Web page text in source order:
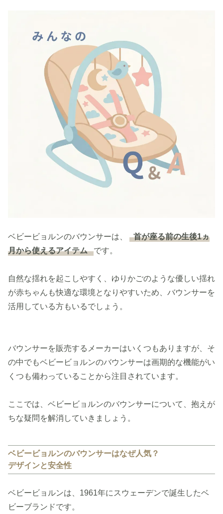
ベビービョルンのバウンサーは、
首が座る前の生後1ヵ
月から使えるアイテム です。
自然な揺れを起こしやすく、ゆりかごのような優しい揺れ
が赤ちゃんも快適な環境となりやすいため、バウンサーを
活用している方もいるでしょう。
バウンサーを販売するメーカーはいくつもありますが、そ
の中でもベビービョルンのバウンサーは画期的な機能がい
くつも備わっていることから注目されています。
ここでは、ベビービョルンのバウンサーについて、抱えが
ちな疑問を解消していきましょう。
ベビービョルンのバウンサーはなぜ人気？
デザインと安全性
ベビービョルンは、1961年にスウェーデンで誕生したベ
ビーブランドです。